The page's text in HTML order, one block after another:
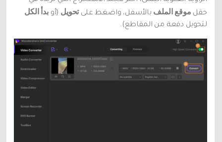
حقل موقع الملف بالأسفل، واضغط علىتحويل (أوبدأ الكل
لتحويل دفعة من المقاطع).